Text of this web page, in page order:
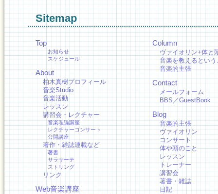
Sitemap
Top
お知らせ
スケジュール
About
柏木真樹プロフィール
音楽Studio
音楽活動
レッスン
講習会・レクチャー
音楽理論講座
レクチャーコンサート
公開講座
著作・雑誌連載など
著書
サラサーテ
ストリング
リンク
Web音楽講座
Column
ヴァイオリン+体と
音楽を教えるという
音楽的主張
Contact
メールフォーム
BBS／GuestBook
Blog
音楽的主張
ヴァイオリン
コンサート
体や頭のこと
レッスン
トレーナー
講習会
著書・雑誌
日記